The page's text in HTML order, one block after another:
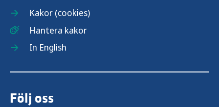
Kakor (cookies)
Hantera kakor
In English
Följ oss